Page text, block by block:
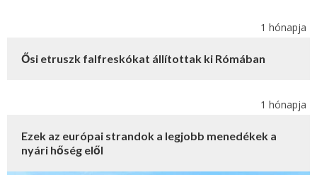
1 hónapja
Ősi etruszk falfreskókat állítottak ki Rómában
1 hónapja
Ezek az európai strandok a legjobb menedékek a
nyári hőség elől